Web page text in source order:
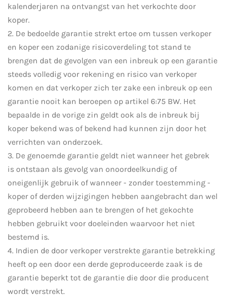
kalenderjaren na ontvangst van het verkochte door
koper.
2. De bedoelde garantie strekt ertoe om tussen verkoper
en koper een zodanige risicoverdeling tot stand te
brengen dat de gevolgen van een inbreuk op een garantie
steeds volledig voor rekening en risico van verkoper
komen en dat verkoper zich ter zake een inbreuk op een
garantie nooit kan beroepen op artikel 6:75 BW. Het
bepaalde in de vorige zin geldt ook als de inbreuk bij
koper bekend was of bekend had kunnen zijn door het
verrichten van onderzoek.
3. De genoemde garantie geldt niet wanneer het gebrek
is ontstaan als gevolg van onoordeelkundig of
oneigenlijk gebruik of wanneer - zonder toestemming -
koper of derden wijzigingen hebben aangebracht dan wel
geprobeerd hebben aan te brengen of het gekochte
hebben gebruikt voor doeleinden waarvoor het niet
bestemd is.
4. Indien de door verkoper verstrekte garantie betrekking
heeft op een door een derde geproduceerde zaak is de
garantie beperkt tot de garantie die door die producent
wordt verstrekt.